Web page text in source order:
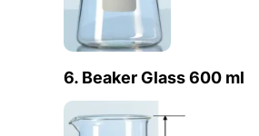
6. Beaker Glass 600 ml